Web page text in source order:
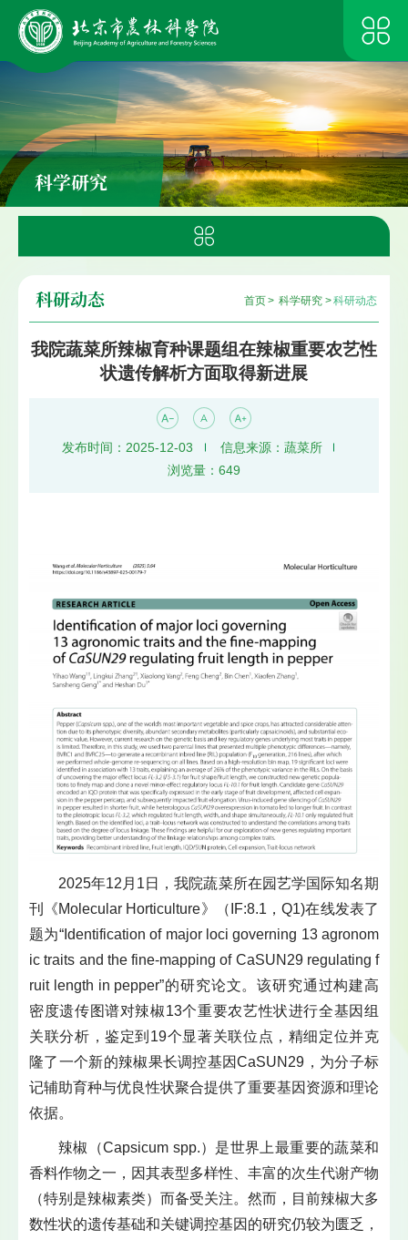
科学研究
首页> 科学研究 >科研动态
科研动态
我院蔬菜所辣椒育种课题组在辣椒重要农艺性
状遗传解析方面取得新进展
发布时间：2025-12-03
信息来源：蔬菜所
浏览量： 649
2025年12月1日，我院蔬菜所在园艺学国际知名期
刊《Molecular Horticulture》（IF:8.1，Q1)在线发表了
题为“Identification of major loci governing 13 agronom
ic traits and the fine-mapping of CaSUN29 regulating f
ruit length in pepper”的研究论文。该研究通过构建高
密度遗传图谱对辣椒13个重要农艺性状进行全基因组
关联分析，鉴定到19个显著关联位点，精细定位并克
隆了一个新的辣椒果长调控基因CaSUN29，为分子标
记辅助育种与优良性状聚合提供了重要基因资源和理论
依据。
辣椒（Capsicum spp.）是世界上最重要的蔬菜和
香料作物之一，因其表型多样性、丰富的次生代谢产物
（特别是辣椒素类）而备受关注。然而，目前辣椒大多
数性状的遗传基础和关键调控基因的研究仍较为匮乏，